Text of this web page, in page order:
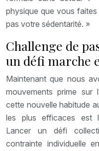
physique que vous
pas votre sédentarité. »
Challenge de
un défi marche
Maintenant que nous
mouvements prime sur
cette nouvelle habitude
les plus efficaces est
Lancer un défi
contrainte individuelle